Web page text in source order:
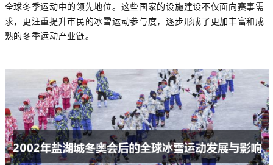
全球冬季运动中的领先地位。这些国家的设施建设不仅面向赛事需
求，更注重提升市民的冰雪运动参与度，逐步形成了更加丰富和成
熟的冬季运动产业链。